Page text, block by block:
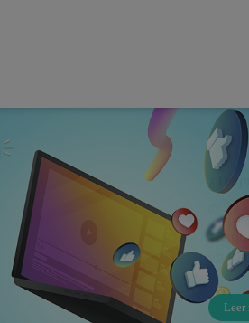
¿Te
29
¿Te
Leer